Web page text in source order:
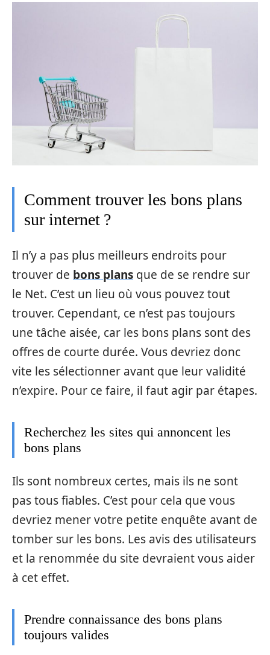
Comment trouver les bons plans
sur internet ?
Il n’y a pas plus meilleurs endroits pour
trouver de bons plans que de se rendre sur
le Net. C’est un lieu où vous pouvez tout
trouver. Cependant, ce n’est pas toujours
une tâche aisée, car les bons plans sont des
offres de courte durée. Vous devriez donc
vite les sélectionner avant que leur validité
n’expire. Pour ce faire, il faut agir par étapes.
Recherchez les sites qui annoncent les
bons plans
Ils sont nombreux certes, mais ils ne sont
pas tous fiables. C’est pour cela que vous
devriez mener votre petite enquête avant de
tomber sur les bons. Les avis des utilisateurs
et la renommée du site devraient vous aider
à cet effet.
Prendre connaissance des bons plans
toujours valides